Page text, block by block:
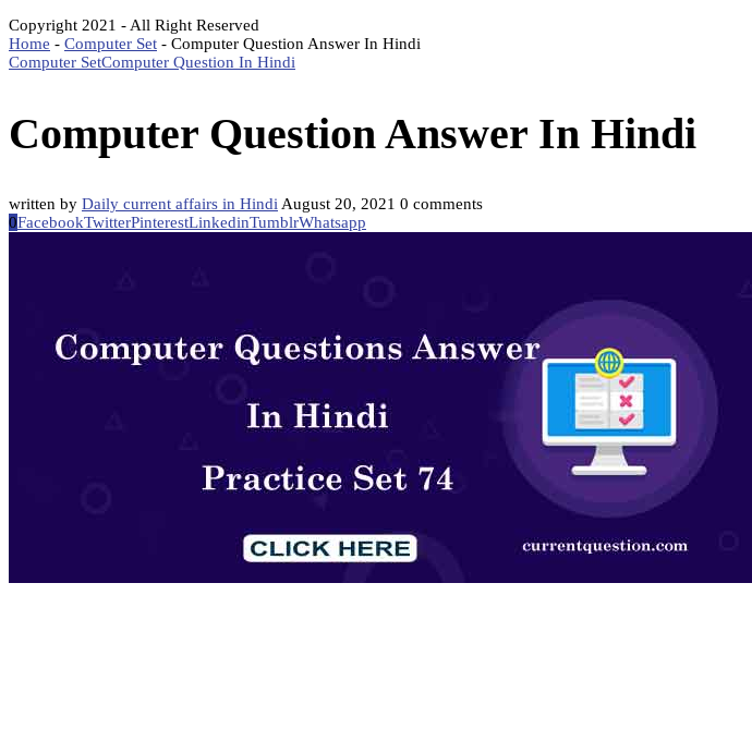
Copyright 2021 - All Right Reserved
Home - Computer Set - Computer Question Answer In Hindi
Computer SetComputer Question In Hindi
Computer Question Answer In Hindi
written by Daily current affairs in HindiAugust 20, 2021 0 comments
0FacebookTwitterPinterestLinkedinTumblrWhatsapp